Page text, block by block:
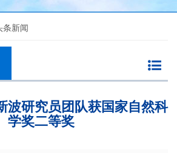
条新闻
波研究员团队获国家自然科
学奖二等奖